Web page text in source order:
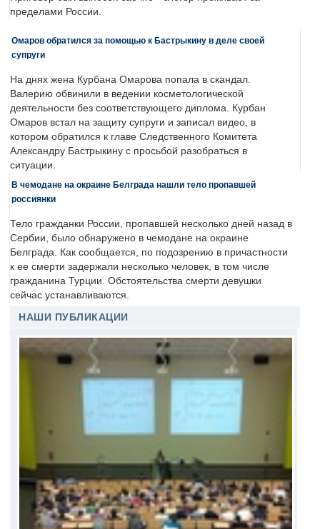
пределами России.
Омаров обратился за помощью к Бастрыкину в деле своей
супруги
На днях жена Курбана Омарова попала в скандал.
Валерию обвинили в ведении косметологической
деятельности без соответствующего диплома. Курбан
Омаров встал на защиту супруги и записал видео, в
котором обратился к главе Следственного Комитета
Александру Бастрыкину с просьбой разобраться в
ситуации.
В чемодане на окраине Белграда нашли тело пропавшей
россиянки
Тело гражданки России, пропавшей несколько дней назад в
Сербии, было обнаружено в чемодане на окраине
Белграда. Как сообщается, по подозрению в причастности
к ее смерти задержали несколько человек, в том числе
гражданина Турции. Обстоятельства смерти девушки
сейчас устанавливаются.
НАШИ ПУБЛИКАЦИИ